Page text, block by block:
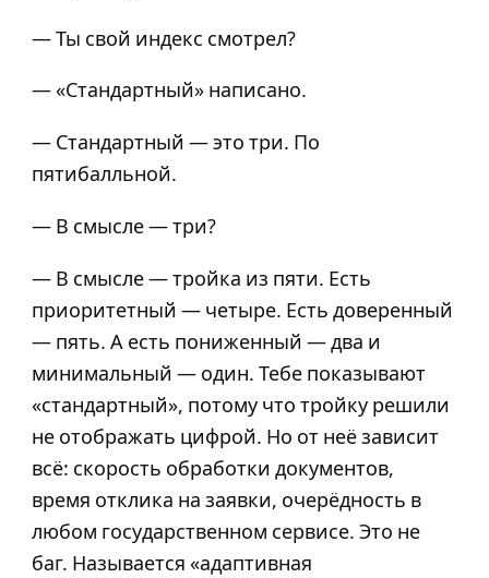
— Ты свой индекс смотрел?
— «Стандартный» написано.
— Стандартный — это три. По
пятибалльной.
— В смысле — три?
— В смысле — тройка из пяти. Есть
приоритетный — четыре. Есть доверенный
— пять. А есть пониженный — два и
минимальный — один. Тебе показывают
«стандартный», потому что тройку решили
не отображать цифрой. Но от неё зависит
всё: скорость обработки документов,
время отклика на заявки, очерёдность в
любом государственном сервисе. Это не
баг. Называется «адаптивная